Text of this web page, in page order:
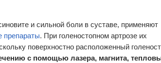
и сильной боли в суставе, применяют
препараты. При голеностопном артрозе их
поверхностно расположенный
с помощью лазера, магнита,